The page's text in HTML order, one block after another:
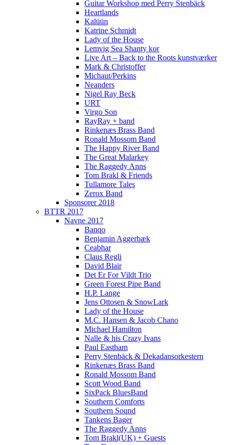
Guitar Workshop med Perry Stenbäck
Heartlands
Kalüün
Katrine Schmidt
Lady of the House
Lemvig Sea Shanty kor
Live Art – Back to the Roots kunstværker
Mark & Christoffer
Michaut/Perkins
Neanders
Nigel Ray Beck
URT
Virgo Son
RayRay + band
Rinkenæs Brass Band
Ronald Mossom Band
The Happy River Band
The Great Malarkey
The Raggedy Anns
Tom Brakl & Friends
Tullamore Tales
Zerox Band
Sponsorer 2018
BTTR 2017
Navne 2017
Banqo
Benjamin Aggerbæk
Ceabhar
Claus Regli
David Blair
Det Er For Vildt Trio
Green Forest Pipe Band
H.P. Lange
Jens Ottosen & SnowLark
Lady of the House
M.C. Hansen & Jacob Chano
Michael Hamilton
Nalle & his Crazy Ivans
Paul Eastham
Perry Stenbäck & Dekadansorkestern
Rinkenæs Brass Band
Ronald Mossom Band
Scott Wood Band
SixPack BluesBand
Southern Comforts
Southern Sound
Tankens Bager
The Raggedy Anns
Tom Brakl(UK) + Guests